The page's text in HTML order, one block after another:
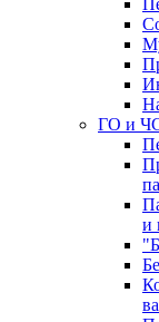
ГО и
и